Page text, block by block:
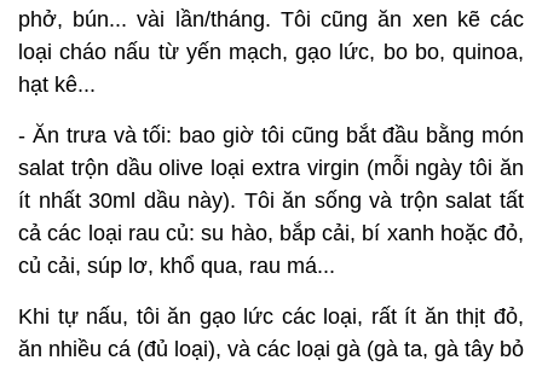
phở, bún... vài lần/tháng. Tôi cũng ăn xen kẽ các
loại cháo nấu từ yến mạch, gạo lức, bo bo, quinoa,
hạt kê...
- Ăn trưa và tối: bao giờ tôi cũng bắt đầu bằng món
salat trộn dầu olive loại extra virgin (mỗi ngày tôi ăn
ít nhất 30ml dầu này). Tôi ăn sống và trộn salat tất
cả các loại rau củ: su hào, bắp cải, bí xanh hoặc đỏ,
củ cải, súp lơ, khổ qua, rau má...
Khi tự nấu, tôi ăn gạo lức các loại, rất ít ăn thịt đỏ,
ăn nhiều cá (đủ loại), và các loại gà (gà ta, gà tây bỏ